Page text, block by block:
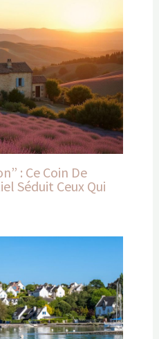
: Ce Coin De
Séduit Ceux Qui